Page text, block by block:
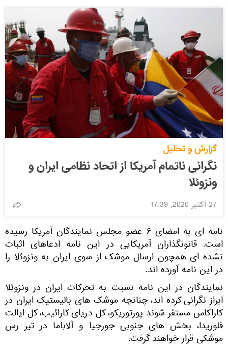
گزارش و تحلیل
نگرانی ناتمام آمریکا از اتحاد نظامی ایران و
ونزوئلا
27 اکتبر 2020, 17:39
نامه ای به امضای ۶ عضو مجلس نمایندگان آمریکا رسیده
است. قانونگذاران آمریکایی در این نامه ادعاهای اثبات
‌نشده‌ ای همچون ارسال موشک از سوی ایران به ونزوئلا را
در این نامه آورده اند.
نمایندگان در این نامه نسبت به تحرکات ایران در ونزوئلا
ابراز نگرانی کرده‌ اند، چنانچه موشک‌ های بالیستیک ایران در
کاراکاس مستقر شوند پورتوریکو، کل دریای کارائیب، کل ایالت
فلوریدا، بخش ‌های جنوبی جورجیا و آلاباما در تیر رس
موشکی قرار خواهند گرفت.